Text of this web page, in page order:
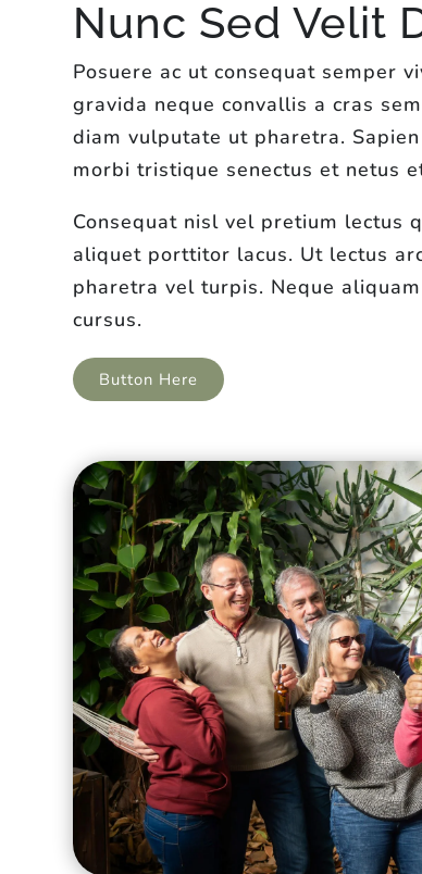
Nunc Sed Velit
Posuere ac ut consequat semper
gravida neque convallis a cras
diam vulputate ut pharetra.
morbi tristique senectus et netus
Consequat nisl vel pretium lectus
aliquet porttitor lacus. Ut lectus
pharetra vel turpis. Neque
cursus.
Button Here